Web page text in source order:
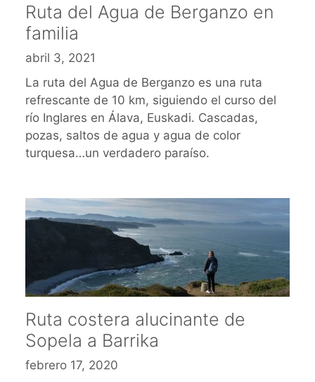
Ruta del Agua de Berganzo en
familia
abril 3, 2021
La ruta del Agua de Berganzo es una ruta
refrescante de 10 km, siguiendo el curso del
río Inglares en Álava, Euskadi. Cascadas,
pozas, saltos de agua y agua de color
turquesa…un verdadero paraíso.
Ruta costera alucinante de
Sopela a Barrika
febrero 17, 2020